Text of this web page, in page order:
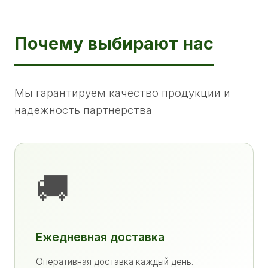
Почему выбирают нас
Мы гарантируем качество продукции и
надежность партнерства
🚚
Ежедневная доставка
Оперативная доставка каждый день.